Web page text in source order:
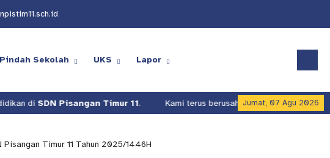
Pindah Sekolah UKS Lapor
Jumat, 07 Agu 2026
Pisangan Timur 11. Kami terus berusaha meningkatkan kualitas layanan
Timur 11 Tahun 2025/1446H